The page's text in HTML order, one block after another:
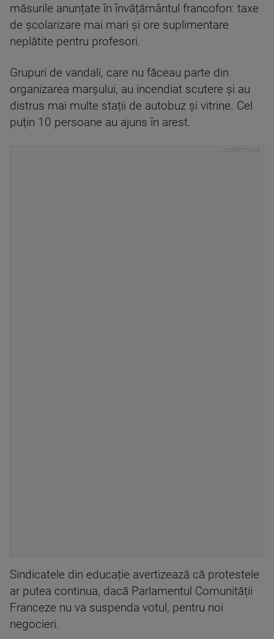
măsurile anunțate în învățământul francofon: taxe
de școlarizare mai mari și ore suplimentare
neplătite pentru profesori.
Grupuri de vandali, care nu făceau parte din
organizarea marșului, au incendiat scutere și au
distrus mai multe stații de autobuz și vitrine. Cel
puțin 10 persoane au ajuns în arest.
Sindicatele din educație avertizează că protestele
ar putea continua, dacă Parlamentul Comunității
Franceze nu va suspenda votul, pentru noi
negocieri.